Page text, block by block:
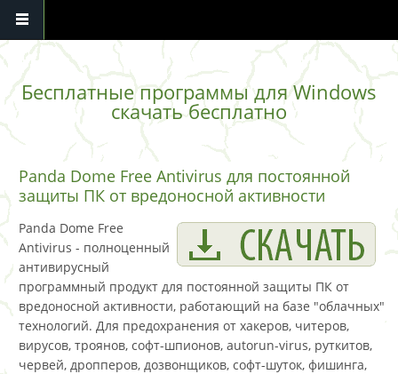
Перейти к основному содержанию
Бесплатные программы для Windows
скачать бесплатно
Panda Dome Free Antivirus для постоянной
защиты ПК от вредоносной активности
Panda Dome Free
Antivirus - полноценный
антивирусный
программный продукт для постоянной защиты ПК от
вредоносной активности, работающий на базе "облачных"
технологий. Для предохранения от хакеров, читеров,
вирусов, троянов, софт-шпионов, autorun-virus, руткитов,
червей, дропперов, дозвонщиков, софт-шуток, фишинга,